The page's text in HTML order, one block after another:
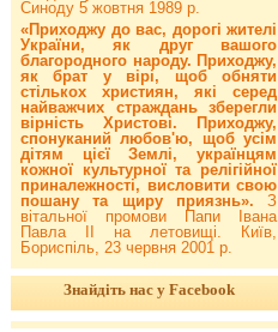
Синоду 5 жовтня 1989 р.
«Приходжу до вас, дорогі жителі
України, як друг вашого
благородного народу. Приходжу,
як брат у вірі, щоб обняти
стількох християн, які серед
найважчих страждань зберегли
вірність Христові. Приходжу,
спонуканий любов'ю, щоб усім
дітям цієї Землі, українцям
кожної культурної та релігійної
приналежності, висловити свою
пошану та щиру приязнь». З
вітальної промови Папи Івана
Павла ІІ на летовищі. Київ,
Бориспіль, 23 червня 2001 р.
Знайдіть нас у Facebook